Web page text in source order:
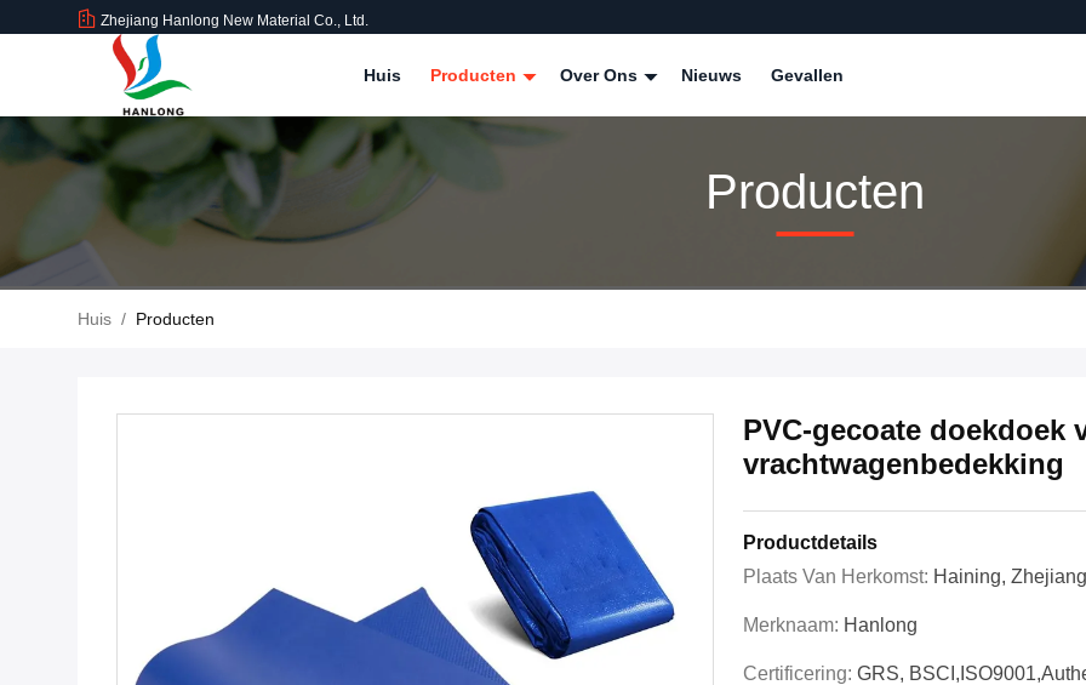
Zhejiang Hanlong New Material Co., Ltd.
Huis Producten Over Ons Nieuws Gevallen
Producten
Huis / Producten
PVC-gecoate doekdoek
vrachtwagenbedekking
Productdetails
Plaats Van Herkomst: Haining,
Merknaam: Hanlong
Certificering: GRS,